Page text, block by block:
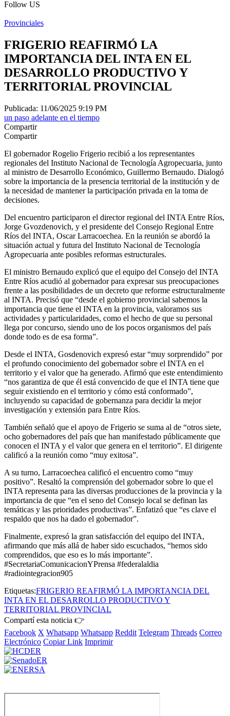
Follow US
Provinciales
FRIGERIO REAFIRMÓ LA
IMPORTANCIA DEL INTA EN EL
DESARROLLO PRODUCTIVO Y
TERRITORIAL PROVINCIAL
Publicada: 11/06/2025 9:19 PM
un paso adelante en el tiempo
Compartir
Compartir
El gobernador Rogelio Frigerio recibió a los representantes
regionales del Instituto Nacional de Tecnología Agropecuaria, junto
al ministro de Desarrollo Económico, Guillermo Bernaudo. Dialogó
sobre la importancia de la presencia territorial de la institución y de
la necesidad de mantener la participación privada en la toma de
decisiones.
Del encuentro participaron el director regional del INTA Entre Ríos,
Jorge Gvozdenovich, y el presidente del Consejo Regional Entre
Ríos del INTA, Oscar Larracoechea. En la reunión se abordó la
situación actual y futura del Instituto Nacional de Tecnología
Agropecuaria ante posibles reformas estructurales.
El ministro Bernaudo explicó que el equipo del Consejo del INTA
Entre Ríos acudió al gobernador para expresar sus preocupaciones
frente a las posibilidades de un decreto que reforme estructuralmente
al INTA. Precisó que “desde el gobierno provincial sabemos la
importancia que tiene el INTA en la provincia, valoramos sus
actividades y particularidades, como el hecho de que su personal
llega por concurso, siendo uno de los pocos organismos del país
donde todo es de esa forma”.
Desde el INTA, Gosdenovich expresó estar “muy sorprendido” por
el profundo conocimiento del gobernador sobre el INTA en el
territorio y el valor que ha generado. Afirmó que este entendimiento
“nos garantiza de que él está convencido de que el INTA tiene que
seguir existiendo en el territorio y cómo está conformado”,
incluyendo su capacidad de gobernanza para decidir la mejor
investigación y extensión para Entre Ríos.
También señaló que el apoyo de Frigerio se suma al de “otros siete,
ocho gobernadores del país que han manifestado públicamente que
conocen el INTA y el valor que genera en el territorio”. El dirigente
calificó a la reunión como “muy exitosa”.
A su turno, Larracoechea calificó el encuentro como “muy
positivo”. Resaltó la comprensión del gobernador sobre lo que el
INTA representa para las diversas producciones de la provincia y la
importancia de que “en el seno del Consejo local se definan las
temáticas y las prioridades productivas”. Enfatizó que “es clave el
respaldo que nos ha dado el gobernador”.
Finalmente, expresó la gran satisfacción del equipo del INTA,
afirmando que más allá de haber sido escuchados, “hemos sido
comprendidos, que eso es lo más importante”.
#SecretariaComunicacionYPrensa #federalaldia
#radiointegracion905
Etiquetas:FRIGERIO REAFIRMÓ LA IMPORTANCIA DEL
INTA EN EL DESARROLLO PRODUCTIVO Y
TERRITORIAL PROVINCIAL
Compartí esta noticia 👉
Facebook X Whatsapp Whatsapp Reddit Telegram Threads Correo
Electrónico Copiar Link Imprimir